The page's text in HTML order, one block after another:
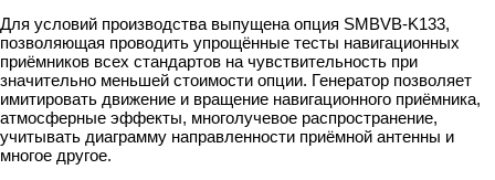
Для условий производства выпущена опция SMBVB-K133,
позволяющая проводить упрощённые тесты навигационных
приёмников всех стандартов на чувствительность при
значительно меньшей стоимости опции. Генератор позволяет
имитировать движение и вращение навигационного приёмника,
атмосферные эффекты, многолучевое распространение,
учитывать диаграмму направленности приёмной антенны и
многое другое.